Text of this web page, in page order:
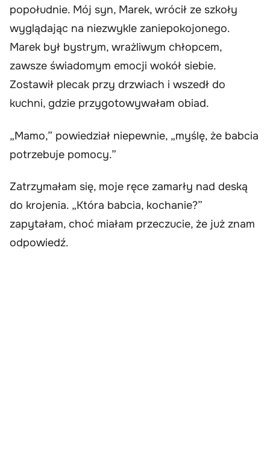
popołudnie. Mój syn, Marek, wrócił ze szkoły
wyglądając na niezwykle zaniepokojonego.
Marek był bystrym, wrażliwym chłopcem,
zawsze świadomym emocji wokół siebie.
Zostawił plecak przy drzwiach i wszedł do
kuchni, gdzie przygotowywałam obiad.
„Mamo,” powiedział niepewnie, „myślę, że babcia
potrzebuje pomocy.”
Zatrzymałam się, moje ręce zamarły nad deską
do krojenia. „Która babcia, kochanie?”
zapytałam, choć miałam przeczucie, że już znam
odpowiedź.